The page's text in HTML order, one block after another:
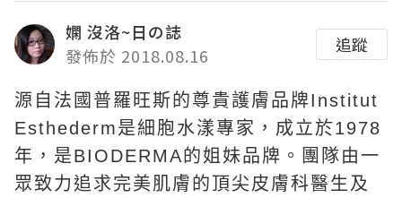
嫻 沒洛~日の誌
發佈於 2018.08.16
追蹤
源自法國普羅旺斯的尊貴護膚品牌Institut
Esthederm是細胞水漾專家，成立於1978
年，是BIODERMA的姐妹品牌。團隊由一
眾致力追求完美肌膚的頂尖皮膚科醫生及